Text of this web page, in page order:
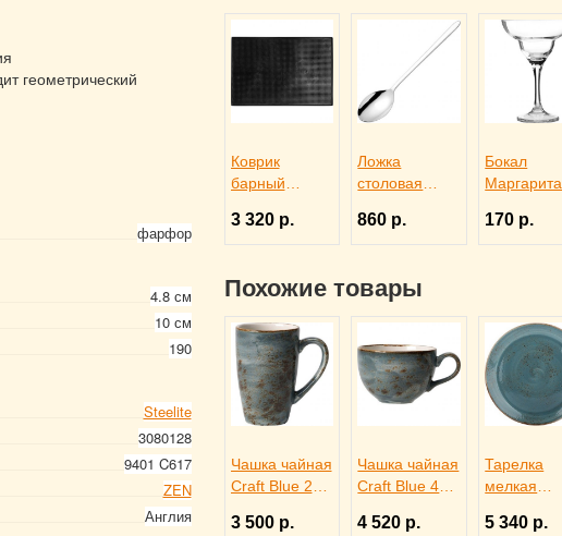
геометрический
фарфор
4.8 см
10 см
190
Steelite
3080128
9401 C617
ZEN
Англия
Коврик
барный
черный
резиновый,
2120624
3 320 р.
Ложка
столовая
Eternum
3110142
860 р.
Бокал
Pasabahce
Бор
170 р.
Похожие товары
Чашка чайная
Craft Blue 285
3140669
3 500 р.
Чашка чайная
Craft Blue 450
3140675
4 520 р.
Тарелка
мелкая
см, Steelite
5 340 р.